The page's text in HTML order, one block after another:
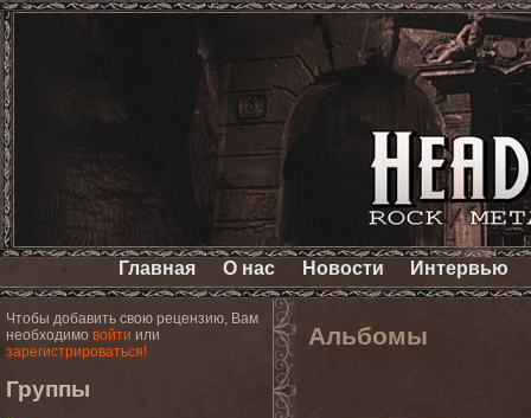
Главная О нас Новости Интервью
Чтобы добавить свою рецензию, Вам
необходимо войти или
зарегистрироваться!
Группы
Альбомы